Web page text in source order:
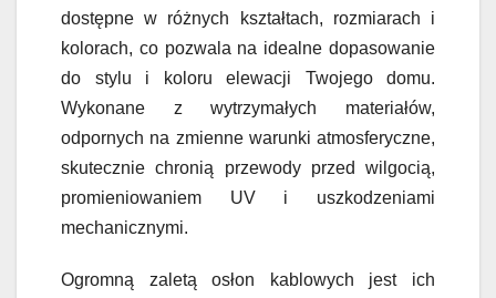
dostępne w różnych kształtach, rozmiarach i
kolorach, co pozwala na idealne dopasowanie
do stylu i koloru elewacji Twojego domu.
Wykonane z wytrzymałych materiałów,
odpornych na zmienne warunki atmosferyczne,
skutecznie chronią przewody przed wilgocią,
promieniowaniem UV i uszkodzeniami
mechanicznymi.
Ogromną zaletą osłon kablowych jest ich